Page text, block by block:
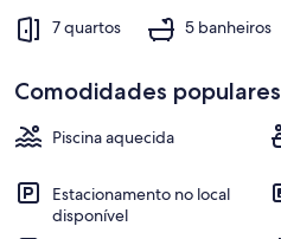
7 quartos 5 banheiros
Comodidades populares
Piscina aquecida
Estacionamento no local
disponível